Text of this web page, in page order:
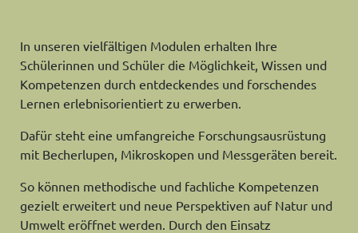
In unseren vielfältigen Modulen erhalten Ihre
Schülerinnen und Schüler die Möglichkeit, Wissen und
Kompetenzen durch entdeckendes und forschendes
Lernen erlebnisorientiert zu erwerben.
Dafür steht eine umfangreiche Forschungsausrüstung
mit Becherlupen, Mikroskopen und Messgeräten bereit.
So können methodische und fachliche Kompetenzen
gezielt erweitert und neue Perspektiven auf Natur und
Umwelt eröffnet werden. Durch den Einsatz